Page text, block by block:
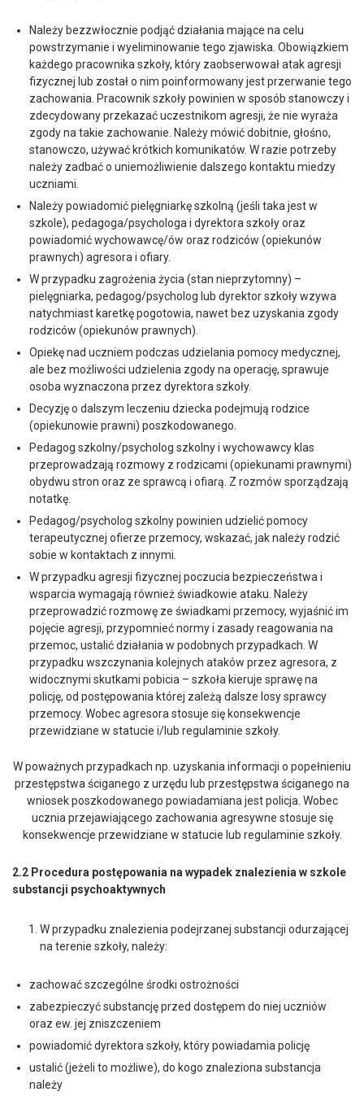
Należy bezzwłocznie podjąć działania mające na celu
powstrzymanie i wyeliminowanie tego zjawiska. Obowiązkiem
każdego pracownika szkoły, który zaobserwował atak agresji
fizycznej lub został o nim poinformowany jest przerwanie tego
zachowania. Pracownik szkoły powinien w sposób stanowczy i
zdecydowany przekazać uczestnikom agresji, że nie wyraża
zgody na takie zachowanie. Należy mówić dobitnie, głośno,
stanowczo, używać krótkich komunikatów. W razie potrzeby
należy zadbać o uniemożliwienie dalszego kontaktu miedzy
uczniami.
Należy powiadomić pielęgniarkę szkolną (jeśli taka jest w
szkole), pedagoga/psychologa i dyrektora szkoły oraz
powiadomić wychowawcę/ów oraz rodziców (opiekunów
prawnych) agresora i ofiary.
W przypadku zagrożenia życia (stan nieprzytomny) –
pielęgniarka, pedagog/psycholog lub dyrektor szkoły wzywa
natychmiast karetkę pogotowia, nawet bez uzyskania zgody
rodziców (opiekunów prawnych).
Opiekę nad uczniem podczas udzielania pomocy medycznej,
ale bez możliwości udzielenia zgody na operację, sprawuje
osoba wyznaczona przez dyrektora szkoły.
Decyzję o dalszym leczeniu dziecka podejmują rodzice
(opiekunowie prawni) poszkodowanego.
Pedagog szkolny/psycholog szkolny i wychowawcy klas
przeprowadzają rozmowy z rodzicami (opiekunami prawnymi)
obydwu stron oraz ze sprawcą i ofiarą. Z rozmów sporządzają
notatkę.
Pedagog/psycholog szkolny powinien udzielić pomocy
terapeutycznej ofierze przemocy, wskazać, jak należy rodzić
sobie w kontaktach z innymi.
W przypadku agresji fizycznej poczucia bezpieczeństwa i
wsparcia wymagają również świadkowie ataku. Należy
przeprowadzić rozmowę ze świadkami przemocy, wyjaśnić im
pojęcie agresji, przypomnieć normy i zasady reagowania na
przemoc, ustalić działania w podobnych przypadkach. W
przypadku wszczynania kolejnych ataków przez agresora, z
widocznymi skutkami pobicia – szkoła kieruje sprawę na
policję, od postępowania której zależą dalsze losy sprawcy
przemocy. Wobec agresora stosuje się konsekwencje
przewidziane w statucie i/lub regulaminie szkoły.
W poważnych przypadkach np. uzyskania informacji o popełnieniu
przestępstwa ściganego z urzędu lub przestępstwa ściganego na
wniosek poszkodowanego powiadamiana jest policja. Wobec
ucznia przejawiającego zachowania agresywne stosuje się
konsekwencje przewidziane w statucie lub regulaminie szkoły.
2.2 Procedura postępowania na wypadek znalezienia w szkole
substancji psychoaktywnych
W przypadku znalezienia podejrzanej substancji odurzającej
na terenie szkoły, należy:
zachować szczególne środki ostrożności
zabezpieczyć substancję przed dostępem do niej uczniów
oraz ew. jej zniszczeniem
powiadomić dyrektora szkoły, który powiadamia policję
ustalić (jeżeli to możliwe), do kogo znaleziona substancja
należy